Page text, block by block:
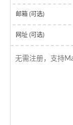
邮箱 (可选)
网址 (可选)